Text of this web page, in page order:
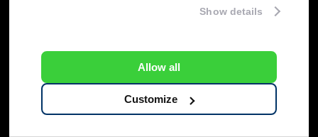
information that you’ve provided to them or that
Show details
Allow all
Customize
Date : 19 février – 20 mars
Signe : le poisson
Traits : fluctuant, profond, imaginatif,